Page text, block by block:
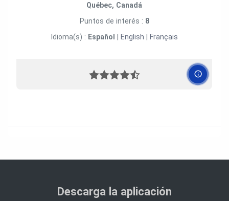
Québec, Canadá
Puntos de interés : 8
Idioma(s) : Español | English | Français
Descarga la aplicación